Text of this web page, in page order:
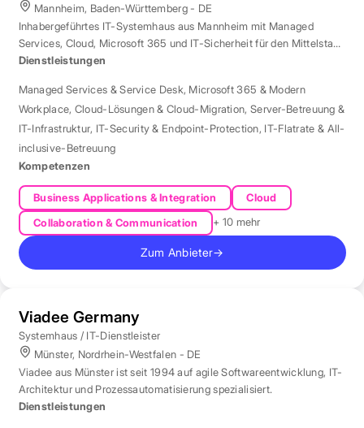
Mannheim, Baden-Württemberg - DE
Inhabergeführtes IT-Systemhaus aus Mannheim mit Managed
Services, Cloud, Microsoft 365 und IT-Sicherheit für den Mittelstand
der Region Rhein-Neckar.
Dienstleistungen
Managed Services & Service Desk, Microsoft 365 & Modern
Workplace, Cloud-Lösungen & Cloud-Migration, Server-Betreuung &
IT-Infrastruktur, IT-Security & Endpoint-Protection, IT-Flatrate & All-
inclusive-Betreuung
Kompetenzen
Business Applications & Integration
Cloud
Collaboration & Communication
+ 10 mehr
Zum Anbieter→
Viadee Germany
Systemhaus / IT-Dienstleister
Münster, Nordrhein-Westfalen - DE
Viadee aus Münster ist seit 1994 auf agile Softwareentwicklung, IT-
Architektur und Prozessautomatisierung spezialisiert.
Dienstleistungen